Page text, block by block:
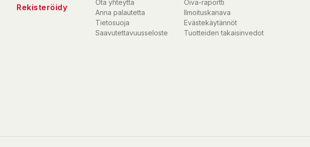
Rekisteröidy
Ota yhteyttä
Anna palautetta
Tietosuoja
Saavutettavuusseloste
Oiva-raportti
Ilmoituskanava
Evästekäytännöt
Tuotteiden takaisinvedot